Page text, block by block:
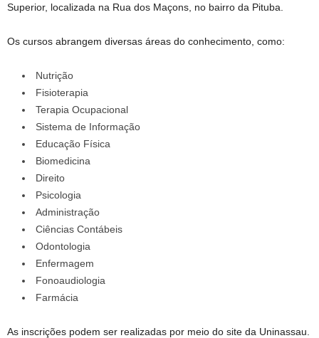
Superior, localizada na Rua dos Maçons, no bairro da Pituba.
Os cursos abrangem diversas áreas do conhecimento, como:
Nutrição
Fisioterapia
Terapia Ocupacional
Sistema de Informação
Educação Física
Biomedicina
Direito
Psicologia
Administração
Ciências Contábeis
Odontologia
Enfermagem
Fonoaudiologia
Farmácia
As inscrições podem ser realizadas por meio do site da Uninassau.